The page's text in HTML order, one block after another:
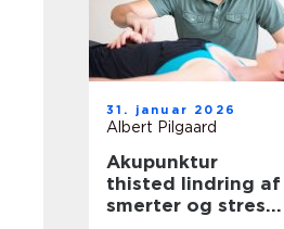
31. januar 2026
Albert Pilgaard
Akupunktur
thisted lindring af
smerter og stress